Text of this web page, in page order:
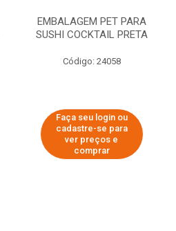
EMBALAGEM PET PARA
SUSHI COCKTAIL PRETA
Código: 24058
Faça seu login ou
cadastre-se para
ver preços e
comprar